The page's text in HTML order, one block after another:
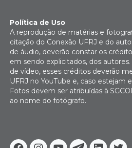
Política de Uso
A reprodução de matérias e
citação do Conexão UFRJ e do
de áudio, deverão constar os
em sendo explicitados, dos
de vídeo, esses créditos deverão
UFRJ no YouTube e, caso estejam
Fotos devem ser atribuídas à
ao nome do fotógrafo.